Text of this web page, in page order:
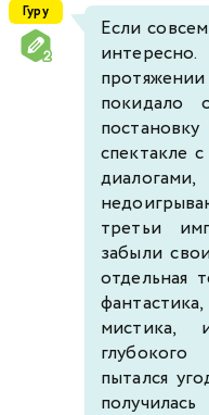
Гуру
Если
покидало
спектакле
третьи
забыли
отдельная
мистика,
пытался